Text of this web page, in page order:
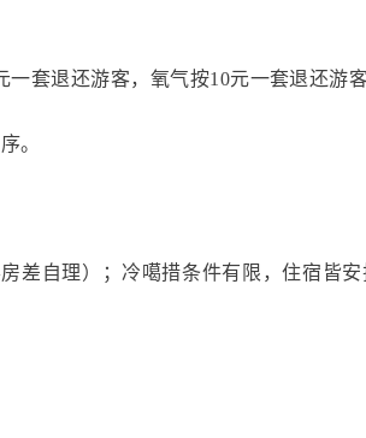
套退还游客，氧气按10元一套退还游客
。
差自理）；冷噶措条件有限，住宿皆安